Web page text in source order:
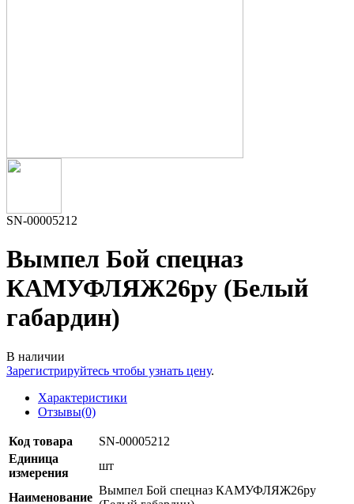
SN-00005212
Вымпел Бой спецназ
КАМУФЛЯЖ26ру (Белый
габардин)
В наличии
Зарегистрируйтесь чтобы узнать цену.
Характеристики
Отзывы(0)
Код товара
SN-00005212
Единица
измерения
шт
Наименование
Вымпел Бой спецназ КАМУФЛЯЖ26ру